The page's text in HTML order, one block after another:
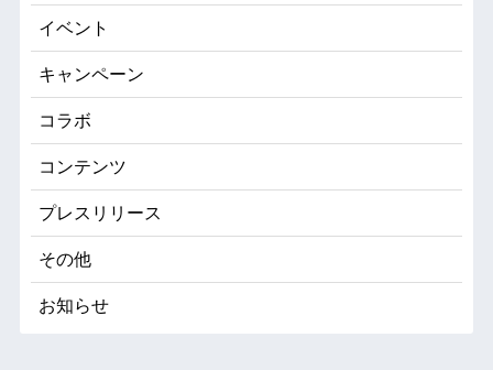
イベント
キャンペーン
コラボ
コンテンツ
プレスリリース
その他
お知らせ